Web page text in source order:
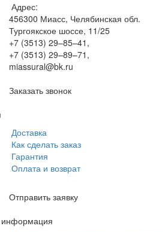
Адрес:
456300 Миасс, Челябинская обл.
Тургоякское шоссе, 11/25
+7 (3513) 29–85–41 ,
+7 (3513) 29–89–71 ,
miassural@bk.ru
Заказать звонок
Доставка
Как сделать заказ
Гарантия
Оплата и возврат
Отправить заявку
информация